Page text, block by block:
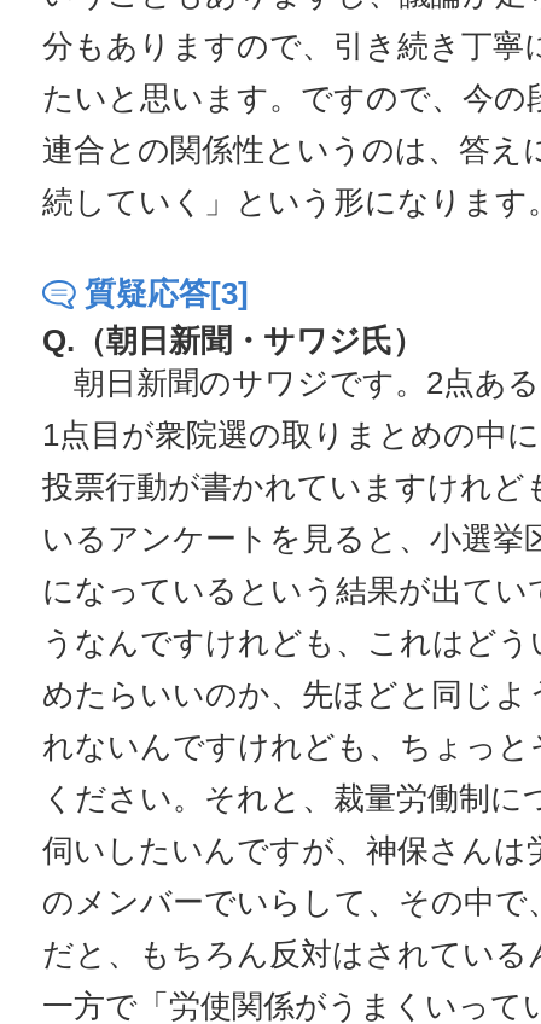
分もありますので、引き続き丁寧
たいと思います。ですので、今の
連合との関係性というのは、答え
続していく」という形になります
質疑応答[3]
Q.（朝日新聞・サワジ氏）
朝日新聞のサワジです。2点あ
1点目が衆院選の取りまとめの中
投票行動が書かれていますけれど
いるアンケートを見ると、小選挙
になっているという結果が出てい
うなんですけれども、これはど
めたらいいのか、先ほどと同じよ
れないんですけれども、ちょっ
ください。それと、裁量労働制に
伺いしたいんですが、神保さんは
のメンバーでいらして、その中で
だと、もちろん反対はされている
一方で「労使関係がうまくいって